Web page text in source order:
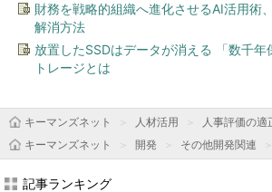
財務を戦略的組織へ進化させるAI活用術
解消方法
放置したSSDはデータが消える 「数千年
トレージとは
キーマンズネット 人材活用 人事評価の適
キーマンズネット
開発 その他開発関連
記事ランキング